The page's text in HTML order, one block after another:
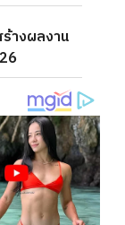
างผลงาน